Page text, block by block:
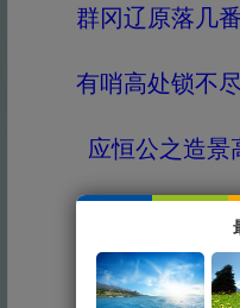
群冈辽原落几
有哨高处锁不
应恒公之造景
“藏域
峰姿绝活雪域